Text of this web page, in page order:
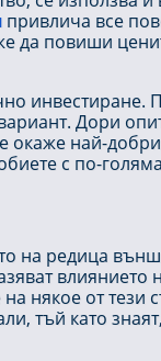
привлича все
да повиши
инвестиране.
Дори
най-
с по-
на редица
някое от тези
тъй като